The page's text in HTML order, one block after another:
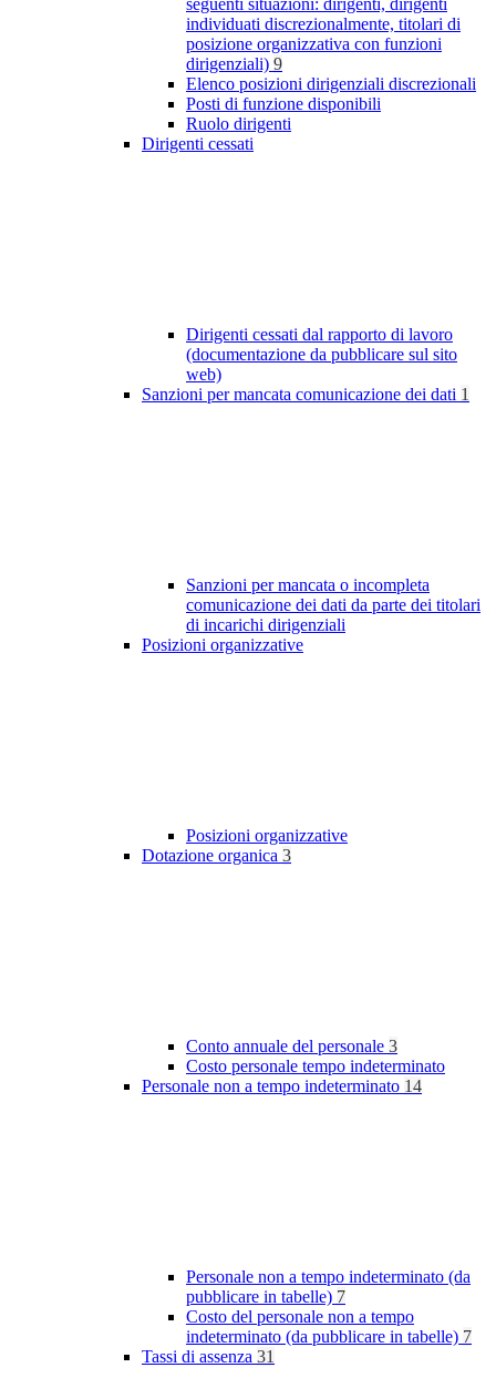
seguenti situazioni: dirigenti, dirigenti
individuati discrezionalmente, titolari di
posizione organizzativa con funzioni
dirigenziali) 9
Elenco posizioni dirigenziali discrezionali
Posti di funzione disponibili
Ruolo dirigenti
Dirigenti cessati
Dirigenti cessati dal rapporto di lavoro
(documentazione da pubblicare sul sito
web)
Sanzioni per mancata comunicazione dei dati 1
Sanzioni per mancata o incompleta
comunicazione dei dati da parte dei titolari
di incarichi dirigenziali
Posizioni organizzative
Posizioni organizzative
Dotazione organica 3
Conto annuale del personale 3
Costo personale tempo indeterminato
Personale non a tempo indeterminato 14
Personale non a tempo indeterminato (da
pubblicare in tabelle) 7
Costo del personale non a tempo
indeterminato (da pubblicare in tabelle) 7
Tassi di assenza 31